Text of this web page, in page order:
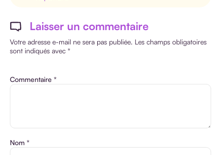
Laisser un commentaire
Votre adresse e-mail ne sera pas publiée. Les champs obligatoires
sont indiqués avec *
Commentaire *
Nom *